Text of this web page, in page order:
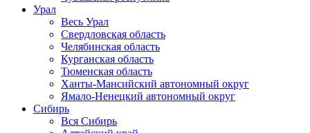
Урал
Весь Урал
Свердловская область
Челябинская область
Курганская область
Тюменская область
Ханты-Мансийский автономный округ
Ямало-Ненецкий автономный округ
Сибирь
Вся Сибирь